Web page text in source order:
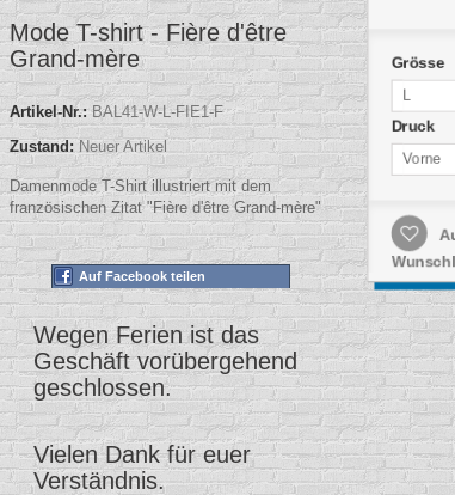
Mode T-shirt - Fière d'être
Grand-mère
Artikel-Nr.: BAL41-W-L-FIE1-F
Zustand: Neuer Artikel
Damenmode T-Shirt illustriert mit dem
französischen Zitat "Fière d'être Grand-mère"
Auf Facebook teilen
Wegen Ferien ist das
Geschäft vorübergehend
geschlossen.
Vielen Dank für euer
Verständnis.
Grösse
L
Druck
Vorne